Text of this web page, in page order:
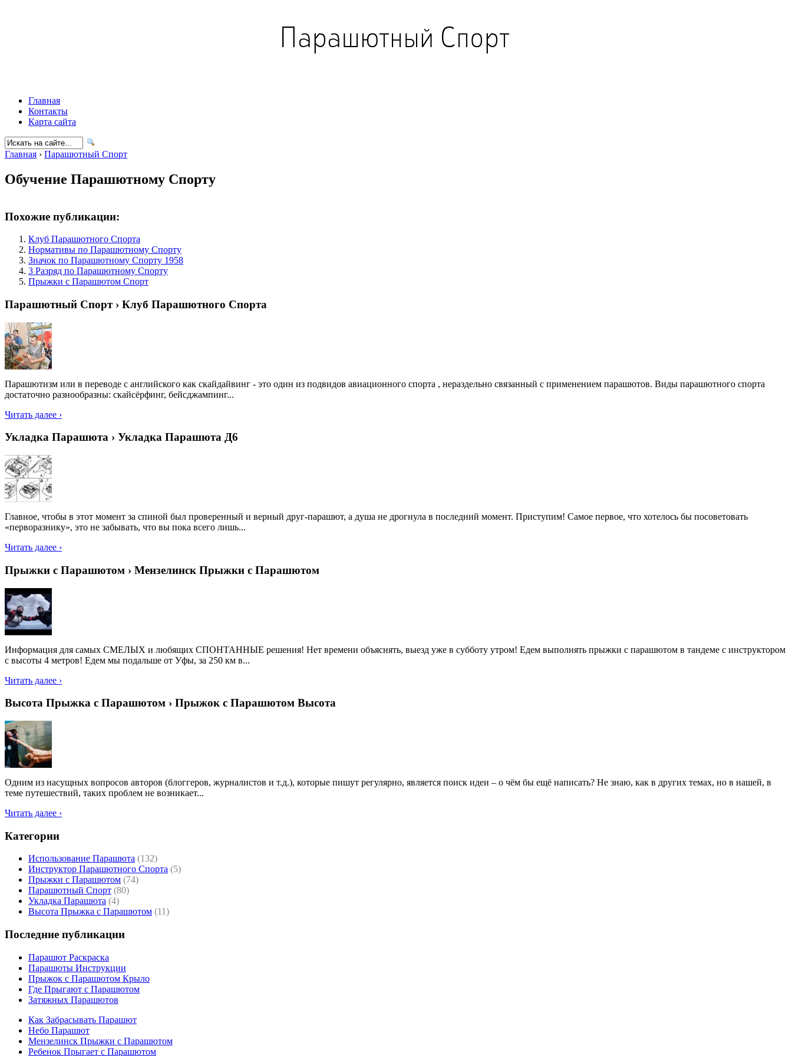
Главная
Контакты
Карта сайта
Главная › Парашютный Спорт
Обучение Парашютному Спорту
Похожие публикации:
Клуб Парашютного Спорта
Нормативы по Парашютному Спорту
Значок по Парашютному Спорту 1958
3 Разряд по Парашютному Спорту
Прыжки с Парашютом Спорт
Парашютный Спорт › Клуб Парашютного Спорта
Парашютизм или в переводе с английского как скайдайвинг - это один из подвидов авиационного спорта , нераздельно связанный с применением парашютов. Виды парашютного спорта
достаточно разнообразны: скайсёрфинг, бейсджампинг...
Читать далее ›
Укладка Парашюта › Укладка Парашюта Д6
Главное, чтобы в этот момент за спиной был проверенный и верный друг-парашют, а душа не дрогнула в последний момент. Приступим! Самое первое, что хотелось бы посоветовать
«перворазнику», это не забывать, что вы пока всего лишь...
Читать далее ›
Прыжки с Парашютом › Мензелинск Прыжки с Парашютом
Информация для самых СМЕЛЫХ и любящих СПОНТАННЫЕ решения! Нет времени объяснять, выезд уже в субботу утром! Едем выполнять прыжки с парашютом в тандеме с инструктором
с высоты 4 метров! Едем мы подальше от Уфы, за 250 км в...
Читать далее ›
Высота Прыжка с Парашютом › Прыжок с Парашютом Высота
Одним из насущных вопросов авторов (блоггеров, журналистов и т.д.), которые пишут регулярно, является поиск идеи – о чём бы ещё написать? Не знаю, как в других темах, но в нашей, в
теме путешествий, таких проблем не возникает...
Читать далее ›
Категории
Использование Парашюта (132)
Инструктор Парашютного Спорта (5)
Прыжки с Парашютом (74)
Парашютный Спорт (80)
Укладка Парашюта (4)
Высота Прыжка с Парашютом (11)
Последние публикации
Парашют Раскраска
Парашюты Инструкции
Прыжок с Парашютом Крыло
Где Прыгают с Парашютом
Затяжных Парашютов
Как Забрасывать Парашют
Небо Парашют
Мензелинск Прыжки с Парашютом
Ребенок Прыгает с Парашютом